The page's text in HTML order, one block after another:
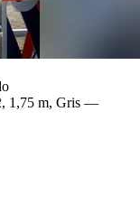
1,75 m, Gris —